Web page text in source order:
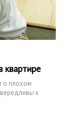
квартире
о плохом
к